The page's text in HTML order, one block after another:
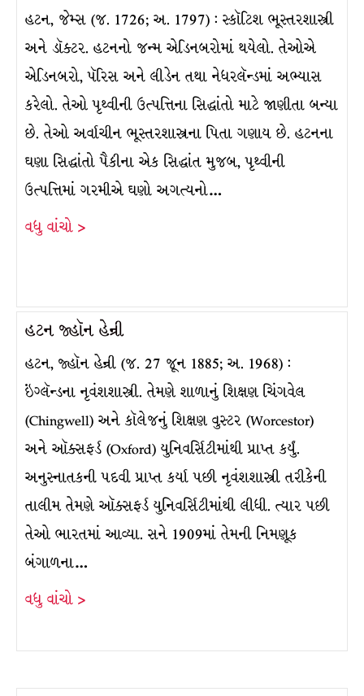
હટન, જેમ્સ (જ. 1726; અ. 1797) : સ્કૉટિશ ભૂસ્તરશાસ્ત્રી
અને ડૉક્ટર. હટનનો જન્મ એડિનબરોમાં થયેલો. તેઓએ
એડિનબરો, પૅરિસ અને લીડેન તથા નેધરલૅન્ડમાં અભ્યાસ
કરેલો. તેઓ પૃથ્વીની ઉત્પત્તિના સિદ્ધાંતો માટે જાણીતા બન્યા
છે. તેઓ અર્વાચીન ભૂસ્તરશાસ્ત્રના પિતા ગણાય છે. હટનના
ઘણા સિદ્ધાંતો પૈકીના એક સિદ્ધાંત મુજબ, પૃથ્વીની
ઉત્પત્તિમાં ગરમીએ ઘણો અગત્યનો…
વધુ વાંચો >
હટન જ્હૉન હેન્રી
હટન, જ્હૉન હેન્રી (જ. 27 જૂન 1885; અ. 1968) :
ઇંગ્લૅન્ડના નૃવંશશાસ્ત્રી. તેમણે શાળાનું શિક્ષણ ચિંગવેલ
(Chingwell) અને કૉલેજનું શિક્ષણ વુસ્ટર (Worcestor)
અને ઑક્સફર્ડ (Oxford) યુનિવર્સિટીમાંથી પ્રાપ્ત કર્યું.
અનુસ્નાતકની પદવી પ્રાપ્ત કર્યા પછી નૃવંશશાસ્ત્રી તરીકેની
તાલીમ તેમણે ઑક્સફર્ડ યુનિવર્સિટીમાંથી લીધી. ત્યાર પછી
તેઓ ભારતમાં આવ્યા. સને 1909માં તેમની નિમણૂક
બંગાળના…
વધુ વાંચો >